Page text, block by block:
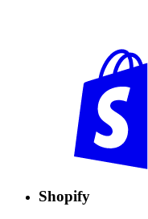
Shopify